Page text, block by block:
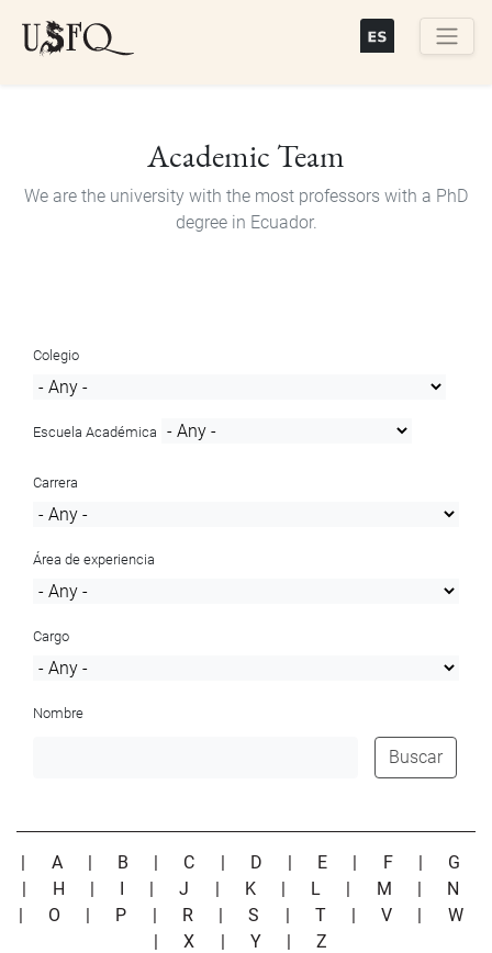
Academic Team
We are the university with the most professors with a PhD
degree in Ecuador.
Colegio
Escuela Académica
Carrera
Área de experiencia
Cargo
Nombre
Buscar
| A | B | C | D | E | F | G
| H | I |J | K | L | M | N
| O | P | R |S | T |V | W
|X | Y |Z